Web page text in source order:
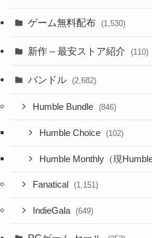
ゲーム無料配布 (1,530)
新作 – 最安ストア紹介 (110)
バンドル (2,682)
Humble Bundle (846)
Humble Choice (102)
Humble Monthly（現
Fanatical (1,151)
IndieGala (649)